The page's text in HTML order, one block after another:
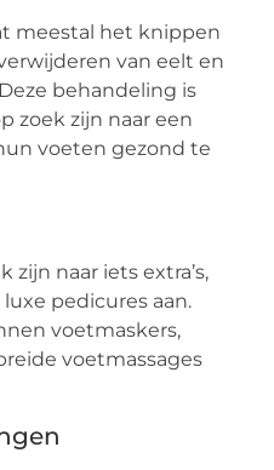
meestal het knippen
van eelt en
behandeling is
zoek zijn naar een
voeten gezond te
zijn naar iets extra’s,
pedicures aan.
voetmaskers,
voetmassages